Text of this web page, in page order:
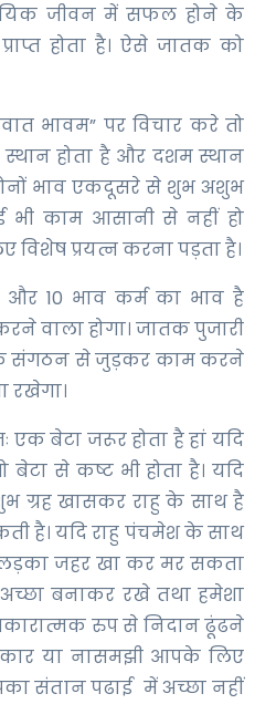
जीवन में सफल होने के
होता है। ऐसे जातक को
भावम” पर विचार करे तो
होता है और दशम स्थान
भाव एकदूसरे से शुभ अशुभ
भी काम आसानी से नहीं हो
विशेष प्रयत्न करना पड़ता है।
10 भाव कर्म का भाव है
वाला होगा। जातक पुजारी
संगठन से जुड़कर काम करने
रखेगा।
बेटा जरूर होता है हां यदि
बेटा से कष्ट भी होता है। यदि
ग्रह खासकर राहु के साथ है
है। यदि राहु पंचमेश के साथ
जहर खा कर मर सकता
बनाकर रखे तथा हमेशा
रुप से निदान ढूंढने
या नासमझी आपके लिए
संतान पढाई में अच्छा नहीं